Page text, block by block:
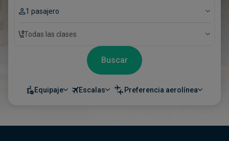
1 pasajero
Todas las clases
Buscar
Equipaje Escalas Preferencia aerolínea